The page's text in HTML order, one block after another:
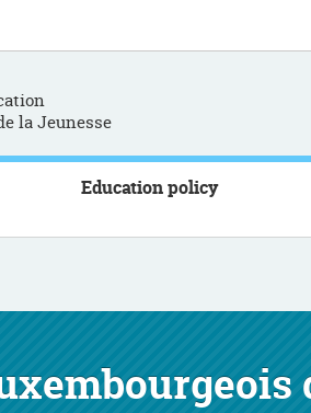
la Jeunesse
Education policy